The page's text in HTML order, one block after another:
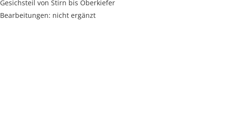
Gesichsteil von Stirn bis Oberkiefer
Bearbeitungen: nicht ergänzt